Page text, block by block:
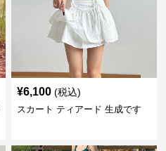
¥6,100 (税込)
スカート ティアード 生成です